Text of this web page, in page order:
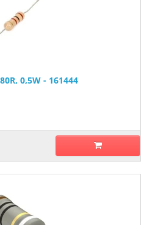
0,5W - 161444